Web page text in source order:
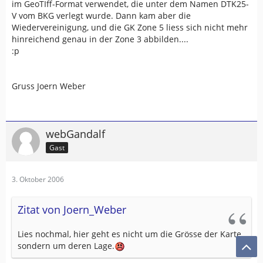
im GeoTIff-Format verwendet, die unter dem Namen DTK25-
V vom BKG verlegt wurde. Dann kam aber die
Wiedervereinigung, und die GK Zone 5 liess sich nicht mehr
hinreichend genau in der Zone 3 abbilden....
:p
Gruss Joern Weber
webGandalf
Gast
3. Oktober 2006
Zitat von Joern_Weber
Lies nochmal, hier geht es nicht um die Grösse der Karte,
sondern um deren Lage.